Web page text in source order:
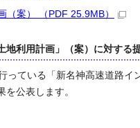
案） （PDF 25.9MB）
地利用計画」（案）に対する
っている「新名神高速道路イ
公表します。